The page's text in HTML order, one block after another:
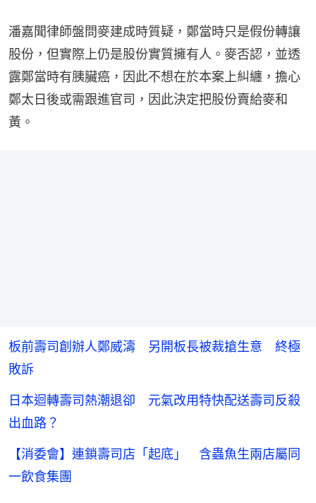
潘嘉聞律師盤問麥建成時質疑，鄭當時只是假份轉讓
股份，但實際上仍是股份實質擁有人。麥否認，並透
露鄭當時有胰臟癌，因此不想在於本案上糾纏，擔心
鄭太日後或需跟進官司，因此決定把股份賣給麥和
黃。
板前壽司創辦人鄭威濤 另開板長被裁搶生意 終極
敗訴
日本迴轉壽司熱潮退卻 元氣改用特快配送壽司反殺
出血路？
【消委會】連鎖壽司店「起底」 含蟲魚生兩店屬同
一飲食集團